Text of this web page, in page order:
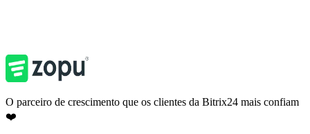
O parceiro de crescimento que os clientes da Bitrix24 mais confiam
❤️